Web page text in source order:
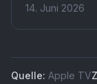
einem
14. Juni 2026
Quelle: Apple TV